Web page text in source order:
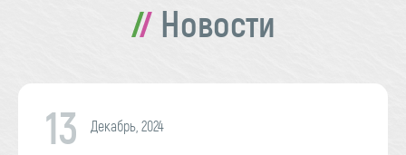
Новости
13 Декабрь, 2024